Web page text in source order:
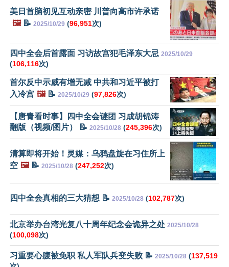
美日首脑初见互动亲密 川普向高市许承诺
🖼️📝 2025/10/29 (96,951次)
四中全会后首露面 习访故宫犯毛泽东大忌 2025/10/29
(106,116次)
首尔反中示威有增无减 中共和习近平被打
入冷宫 🖼️📝 2025/10/29 (97,826次)
【唐青看时事】四中全会谜团 习成胡锦涛
翻版（视频/图片） 📝 2025/10/28 (245,396次)
清算即将开始！灵媒：乌鸦盘旋在习住所上
空 🖼️📝 2025/10/28 (247,252次)
四中全会真相的三大猜想 📝 2025/10/28 (102,787次)
北京举办台湾光复八十周年纪念会诡异之处 2025/10/28
(100,098次)
习重要心腹被免职 私人军队兵变失败 📝 2025/10/28 (137,519